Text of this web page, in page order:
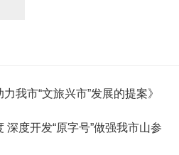
我市“文旅兴市”发展的提案》
度开发“原字号”做强我市山参